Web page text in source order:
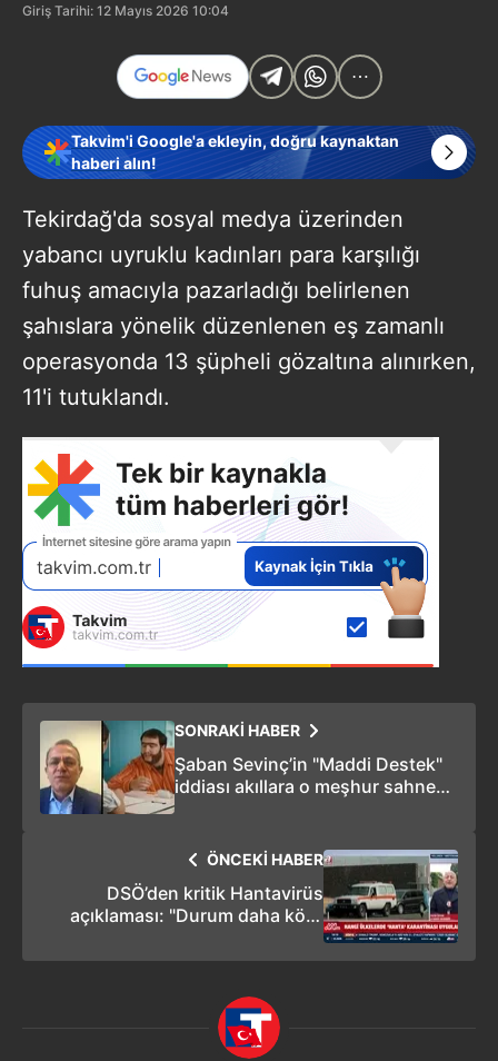
Giriş Tarihi: 12 Mayıs 2026 10:04
Takvim'i Google'a ekleyin, doğru kaynaktan
haberi alın!
Tekirdağ'da sosyal medya üzerinden
yabancı uyruklu kadınları para karşılığı
fuhuş amacıyla pazarladığı belirlenen
şahıslara yönelik düzenlenen eş zamanlı
operasyonda 13 şüpheli gözaltına alınırken,
11'i tutuklandı.
SONRAKİ HABER
Şaban Sevinç’in "Maddi Destek"
iddiası akıllara o meşhur sahneyi
ÖNCEKİ HABER
DSÖ’den kritik Hantavirüs
açıklaması: "Durum daha kötü